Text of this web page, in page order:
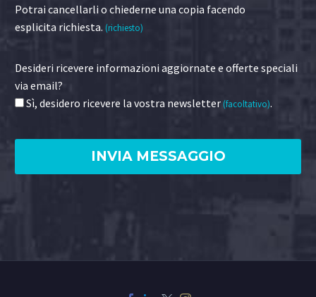
Potrai cancellarli o chiederne una copia facendo
esplicita richiesta. (richiesto)
Desideri ricevere informazioni aggiornate e offerte speciali
via email?
Sì, desidero ricevere la vostra newsletter(facoltativo).